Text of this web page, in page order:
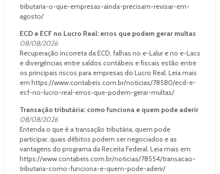
tributaria-o-que-empresas-ainda-precisam-revisar-em-
agosto/
ECD e ECF no Lucro Real: erros que podem gerar multas
08/08/2026
Recuperação incorreta da ECD, falhas no e-Lalur e no e-Lacs
e divergências entre saldos contábeis e fiscais estão entre
os principais riscos para empresas do Lucro Real. Leia mais
em https://www.contabeis.com.br/noticias/78580/ecd-e-
ecf-no-lucro-real-erros-que-podem-gerar-multas/
Transação tributária: como funciona e quem pode aderir
08/08/2026
Entenda o que é a transação tributária, quem pode
participar, quais débitos podem ser negociados e as
vantagens do programa da Receita Federal. Leia mais em
https://www.contabeis.com.br/noticias/78554/transacao-
tributaria-como-funciona-e-quem-pode-aderir/